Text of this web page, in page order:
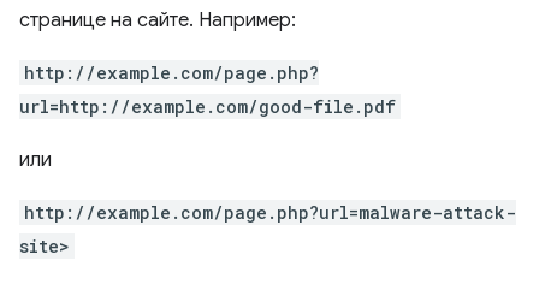
странице на сайте. Например:
http://example.com/page.php?
url=http://example.com/good-file.pdf
или
http://example.com/page.php?url=malware-attack-
site>